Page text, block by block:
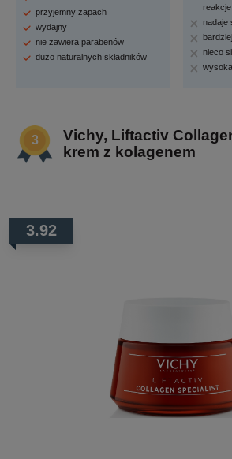
przyjemny zapach
wydajny
nie zawiera parabenów
dużo naturalnych składników
nadaje
nieco
Vichy, Liftactiv
krem z kolagenem
3.92